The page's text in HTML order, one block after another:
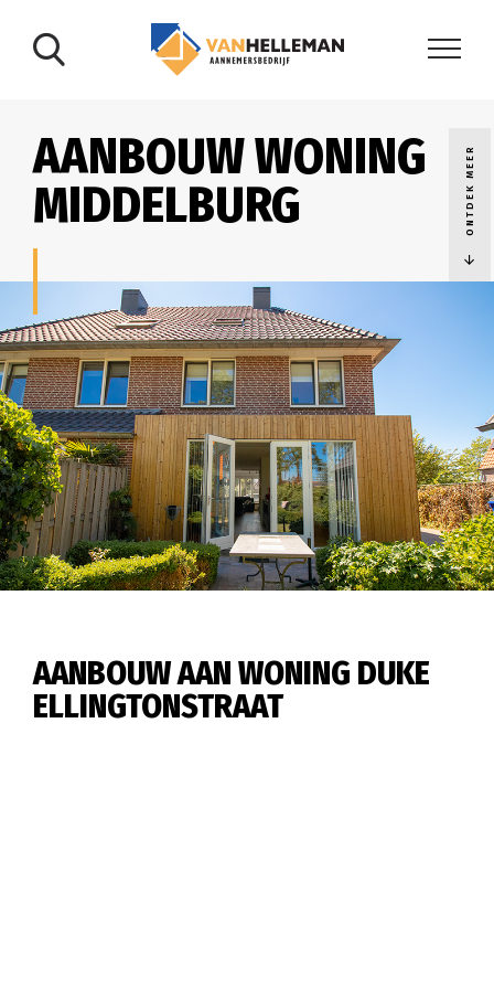
AANBOUW WONING
MIDDELBURG
ONTDEK MEER
AANBOUW AAN WONING DUKE
ELLINGTONSTRAAT